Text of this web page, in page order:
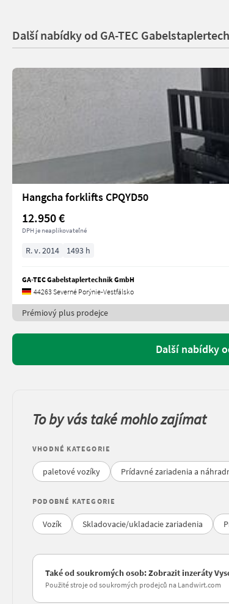
Další nabídky od GA-TEC
Hangcha forklifts CPQYD50
12.950 €
DPH je neaplikovateľné
R. v. 2014 1493 h
GA-TEC Gabelstaplertechnik GmbH
44263 Severné Porýnie-Vestfálsko
Prémiový plus prodejce
Další nabídky
To by vás také mohlo zajímat
VHODNÉ KATEGORIE
paletové vozíky Prídavné zariadenia a
PODOBNÉ KATEGORIE
Vozík Skladovacie/ukladacie zariadenia
Také od soukromých osob: Zobrazit inzeráty
Použité stroje od soukromých prodejců na Landwirt.com